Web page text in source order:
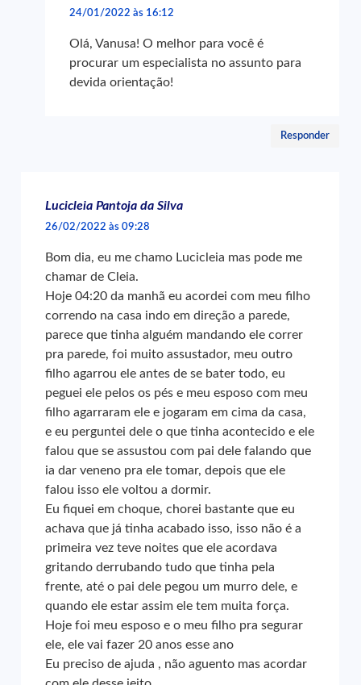
24/01/2022 às 16:12
Olá, Vanusa! O melhor para você é
procurar um especialista no assunto para
devida orientação!
Responder
Lucicleia Pantoja da Silva
26/02/2022 às 09:28
Bom dia, eu me chamo Lucicleia mas pode me
chamar de Cleia.
Hoje 04:20 da manhã eu acordei com meu filho
correndo na casa indo em direção a parede,
parece que tinha alguém mandando ele correr
pra parede, foi muito assustador, meu outro
filho agarrou ele antes de se bater todo, eu
peguei ele pelos os pés e meu esposo com meu
filho agarraram ele e jogaram em cima da casa,
e eu perguntei dele o que tinha acontecido e ele
falou que se assustou com pai dele falando que
ia dar veneno pra ele tomar, depois que ele
falou isso ele voltou a dormir.
Eu fiquei em choque, chorei bastante que eu
achava que já tinha acabado isso, isso não é a
primeira vez teve noites que ele acordava
gritando derrubando tudo que tinha pela
frente, até o pai dele pegou um murro dele, e
quando ele estar assim ele tem muita força.
Hoje foi meu esposo e o meu filho pra segurar
ele, ele vai fazer 20 anos esse ano
Eu preciso de ajuda , não aguento mas acordar